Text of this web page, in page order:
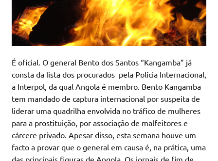
É oficial. O general Bento dos Santos “Kangamba” já
consta da lista dos procurados pela Polícia Internacional,
a Interpol, da qual Angola é membro. Bento Kangamba
tem mandado de captura internacional por suspeita de
liderar uma quadrilha envolvida no tráfico de mulheres
para a prostituição, por associação de malfeitores e
cárcere privado. Apesar disso, esta semana houve um
facto a provar que o general em causa é, na prática, uma